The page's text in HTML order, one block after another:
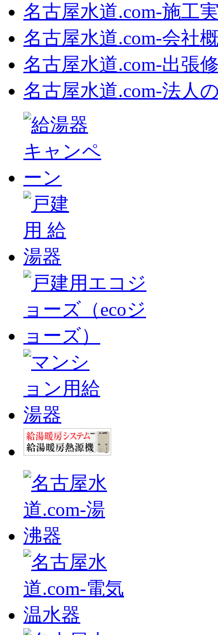
名古屋水道.com‐施工
名古屋水道.com‐会社
名古屋水道.com‐出張
名古屋水道.com‐法人